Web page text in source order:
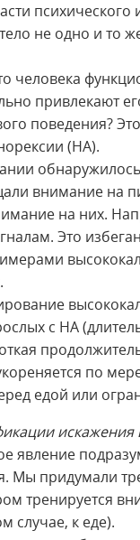
не одно и то
человека
привлекают
поведения?
(НА).
внимание на
на них.
Это
с НА
по
едой или
явление
Мы придумали
тренируется
случае, к еде).